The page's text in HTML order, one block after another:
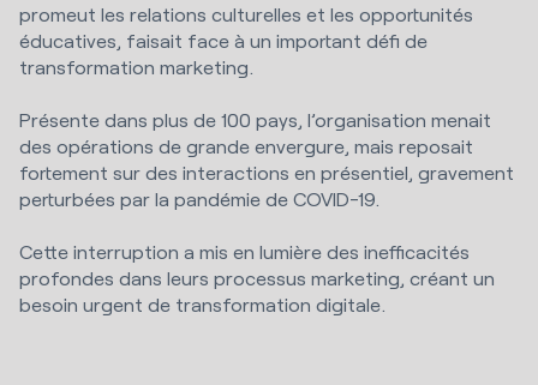
promeut les relations culturelles et les opportunités
éducatives, faisait face à un important défi de
transformation marketing.
Présente dans plus de 100 pays, l’organisation menait
des opérations de grande envergure, mais reposait
fortement sur des interactions en présentiel, gravement
perturbées par la pandémie de COVID-19.
Cette interruption a mis en lumière des inefficacités
profondes dans leurs processus marketing, créant un
besoin urgent de transformation digitale.